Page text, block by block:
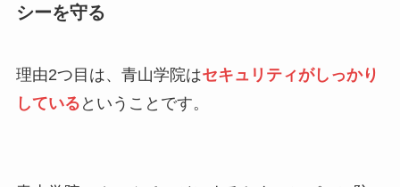
シーを守る
理由2つ目は、青山学院はセキュリティがしっかり
している ということです。